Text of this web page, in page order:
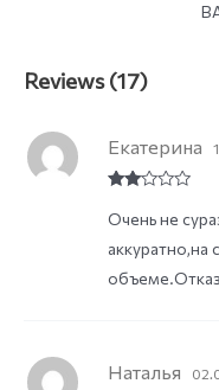
Reviews (17)
d2
of 5
Екатерина
Очень не
аккуратно,на
Наталья